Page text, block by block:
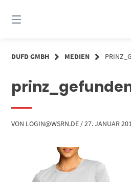
zum
Inhalt
DUFD GMBH MEDIEN
VON LOGIN@WSRN.DE /27. JANUAR